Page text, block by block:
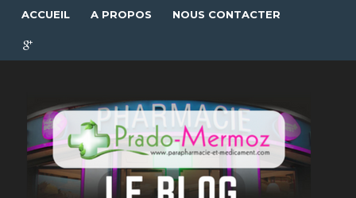
ACCUEIL A PROPOS NOUS CONTACTER